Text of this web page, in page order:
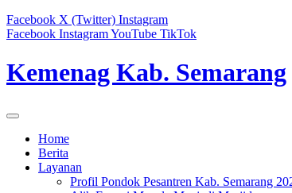
Facebook X (Twitter) Instagram
Facebook InstagramYouTube TikTok
Kemenag Kab. Semarang
Home
Berita
Layanan
Profil Pondok Pesantren Kab. Semarang